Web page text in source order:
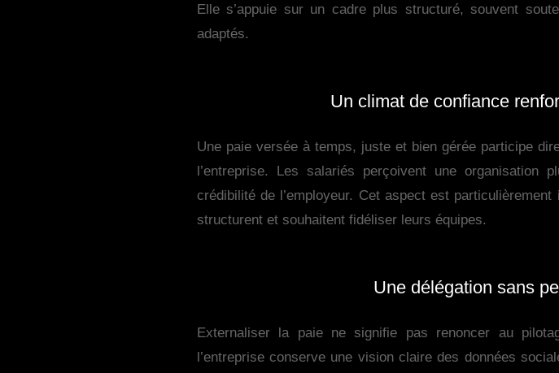
Elle s’appuie sur un cadre plus structuré, souvent
adaptés.
Un climat de confiance
Une paie versée à temps, juste et bien gérée participe
l’entreprise. Les salariés perçoivent une
crédibilité de l’employeur. Cet aspect est
structurent et souhaitent fidéliser leurs équipes.
Une délégation sans
Externaliser la paie ne signifie pas renoncer au
l’entreprise conserve une vision claire des données